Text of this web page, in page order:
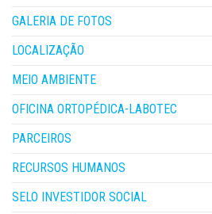
GALERIA DE FOTOS
LOCALIZAÇÃO
MEIO AMBIENTE
OFICINA ORTOPÉDICA-LABOTEC
PARCEIROS
RECURSOS HUMANOS
SELO INVESTIDOR SOCIAL